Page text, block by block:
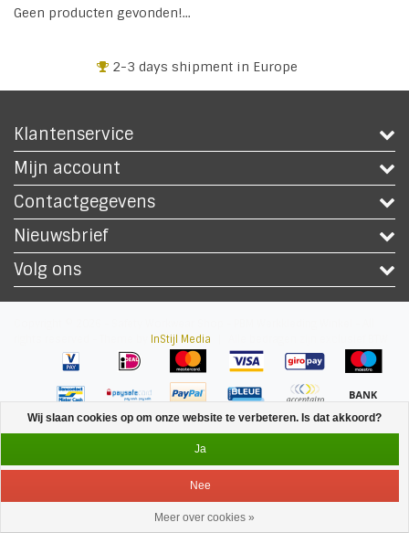
Geen producten gevonden!...
2-3 days shipment in Europe
Klantenservice
Mijn account
Contactgegevens
Nieuwsbrief
Volg ons
InStijl Media
Menu Inloggen
Wij slaan cookies op om onze website te verbeteren. Is dat akkoord?
Ja
Nee
Meer over cookies »